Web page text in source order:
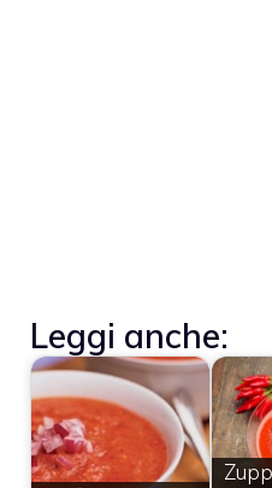
Leggi anche: